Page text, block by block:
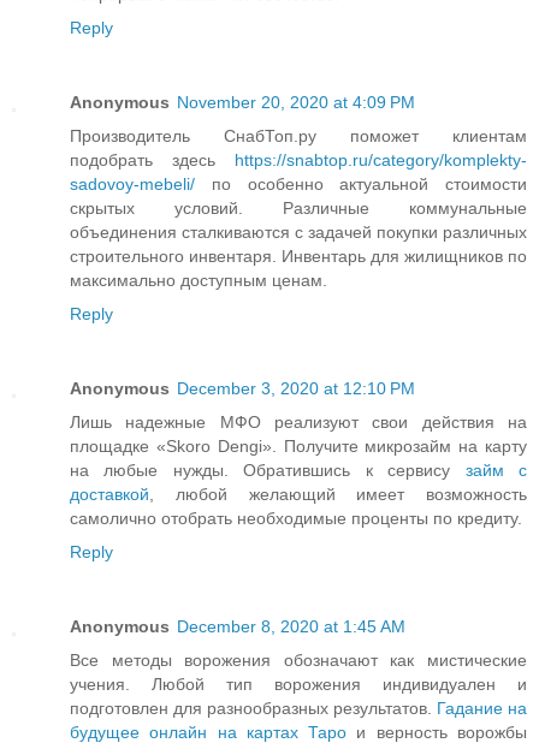
Reply
Anonymous November 20, 2020 at 4:09 PM
Производитель СнабТоп.ру поможет клиентам
подобрать здесь https://snabtop.ru/category/komplekty-
sadovoy-mebeli/ по особенно актуальной стоимости
скрытых условий. Различные коммунальные
объединения сталкиваются с задачей покупки различных
строительного инвентаря. Инвентарь для жилищников по
максимально доступным ценам.
Reply
Anonymous December 3, 2020 at 12:10 PM
Лишь надежные МФО реализуют свои действия на
площадке «Skoro Dengi». Получите микрозайм на карту
на любые нужды. Обратившись к сервису займ с
доставкой , любой желающий имеет возможность
самолично отобрать необходимые проценты по кредиту.
Reply
Anonymous December 8, 2020 at 1:45 AM
Все методы ворожения обозначают как мистические
учения. Любой тип ворожения индивидуален и
подготовлен для разнообразных результатов. Гадание на
будущее онлайн на картах Таро и верность ворожбы